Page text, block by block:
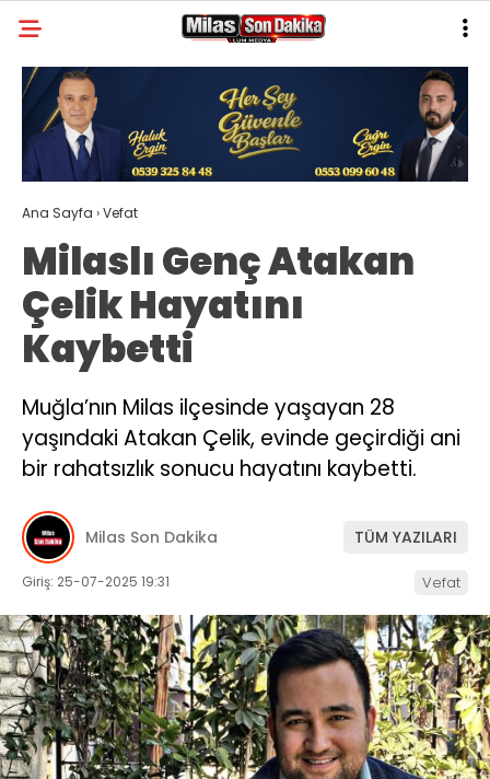
WhatsApp
İhbar Hattı
30.1
GALERİ YAZARLAR
MILAS
MUĞLA’DAN
ASAYIŞ
GÜNDEM
EKONOMI
SPOR
VEFAT
İLETIŞIM
KÜNYE
Ana Sayfa ›Vefat
Milaslı Genç Atakan
Çelik Hayatını
Kaybetti
Muğla’nın Milas ilçesinde yaşayan 28
yaşındaki Atakan Çelik, evinde geçirdiği ani
bir rahatsızlık sonucu hayatını kaybetti.
Milas Son Dakika TÜM YAZILARI
Giriş: 25-07-2025 19:31 Vefat